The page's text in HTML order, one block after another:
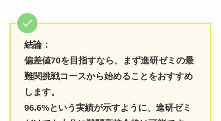
結論：
偏差値70を目指すなら、まず進研ゼミの最
難関挑戦コースから始めることをおすすめ
します。
96.6%という実績が示すように、進研ゼミ